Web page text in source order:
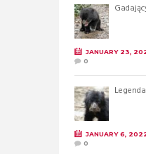
JANUARY 23,
0
JANUARY 6,
0